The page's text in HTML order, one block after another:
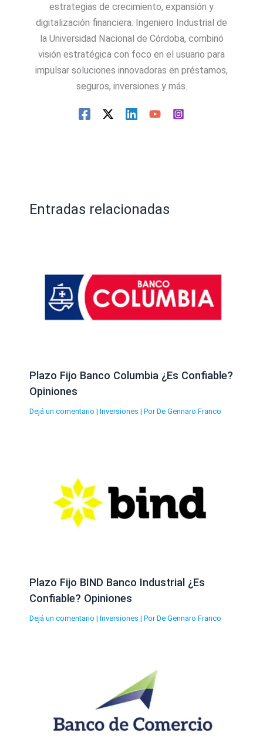
estrategias de crecimiento, expansión y
digitalización financiera. Ingeniero Industrial de
la Universidad Nacional de Córdoba, combinó
visión estratégica con foco en el usuario para
impulsar soluciones innovadoras en préstamos,
seguros, inversiones y más.
Entradas relacionadas
Plazo Fijo Banco Columbia ¿Es Confiable?
Opiniones
Dejá un comentario | Inversiones | Por De Gennaro Franco
Plazo Fijo BIND Banco Industrial ¿Es
Confiable? Opiniones
Dejá un comentario | Inversiones | Por De Gennaro Franco